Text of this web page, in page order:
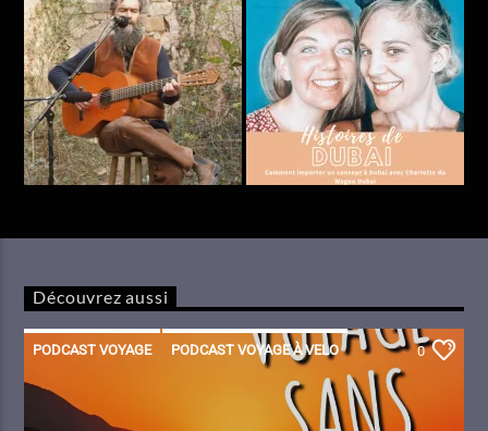
Découvrez aussi
PODCAST VOYAGE PODCAST VOYAGE À VELO
VOYAGE SANS AILES VOYAGE SANS AVION
0